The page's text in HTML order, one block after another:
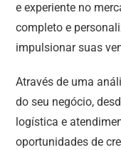
e experiente no
completo e
impulsionar suas
Através de uma
do seu negócio,
logística e
oportunidades de